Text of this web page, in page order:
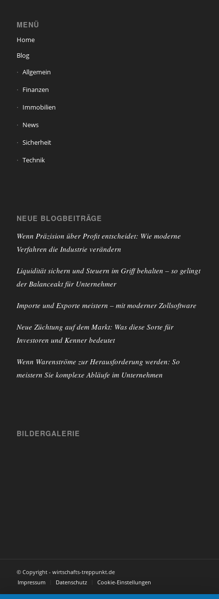
MENÜ
Home
Blog
Allgemein
Finanzen
Immobilien
News
Sicherheit
Technik
NEUE BLOGBEITRÄGE
Wenn Präzision über Profit entscheidet: Wie moderne
Verfahren die Industrie verändern
Liquidität sichern und Steuern im Griff behalten – so gelingt
der Balanceakt für Unternehmer
Importe und Exporte meistern – mit moderner Zollsoftware
Neue Züchtung auf dem Markt: Was diese Sorte für
Investoren und Kenner bedeutet
Wenn Warenströme zur Herausforderung werden: So
meistern Sie komplexe Abläufe im Unternehmen
BILDERGALERIE
© Copyright - wirtschafts-treppunkt.de
Impressum
Datenschutz Cookie-Einstellungen